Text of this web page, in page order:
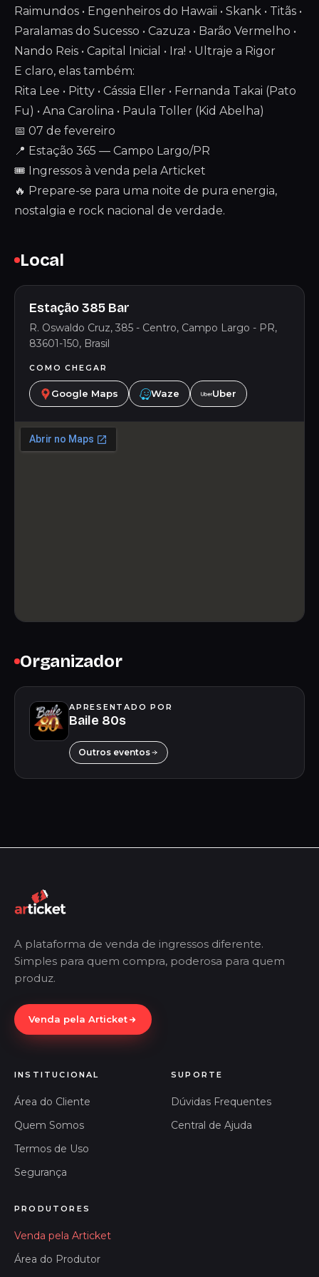
Raimundos • Engenheiros do Hawaii • Skank • Titãs •
Paralamas do Sucesso • Cazuza • Barão Vermelho •
Nando Reis • Capital Inicial • Ira! • Ultraje a Rigor
E claro, elas também:
Rita Lee • Pitty • Cássia Eller • Fernanda Takai (Pato
Fu) • Ana Carolina • Paula Toller (Kid Abelha)
📅 07 de fevereiro
📍 Estação 365 — Campo Largo/PR
🎟 Ingressos à venda pela Articket
🔥 Prepare-se para uma noite de pura energia,
nostalgia e rock nacional de verdade.
Local
Estação 385 Bar
R. Oswaldo Cruz, 385 - Centro, Campo Largo - PR,
83601-150, Brasil
COMO CHEGAR
Google Maps Waze Uber
Organizador
APRESENTADO POR
Baile 80s
Outros eventos
A plataforma de venda de ingressos diferente.
Simples para quem compra, poderosa para quem
produz.
Venda pela Articket
INSTITUCIONAL
Área do Cliente
Quem Somos
Termos de Uso
Segurança
SUPORTE
Dúvidas Frequentes
Central de Ajuda
PRODUTORES
Venda pela Articket
Área do Produtor